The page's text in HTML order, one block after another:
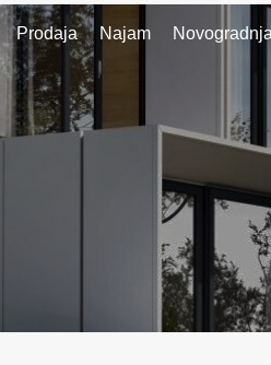
Prodaja Najam Novogradnja